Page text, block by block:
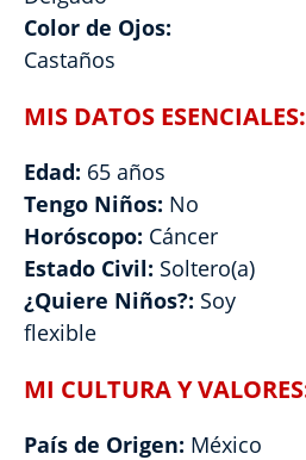
Color de Ojos:
Castaños
MIS DATOS ESENCIALES:
Edad: 65 años
Tengo Niños: No
Horóscopo: Cáncer
Estado Civil: Soltero(a)
¿Quiere Niños?: Soy
flexible
MI CULTURA Y
País de Origen: México